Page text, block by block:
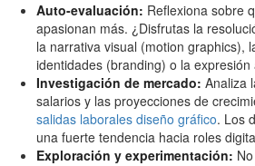
Auto-evaluación: Reflexiona sobre
apasionan más. ¿Disfrutas la
la narrativa visual (motion graphics),
identidades (branding) o la
Investigación de mercado: Analiza
salarios y las proyecciones de
salidas laborales diseño gráfico. Los
una fuerte tendencia hacia roles
Exploración y experimentación: